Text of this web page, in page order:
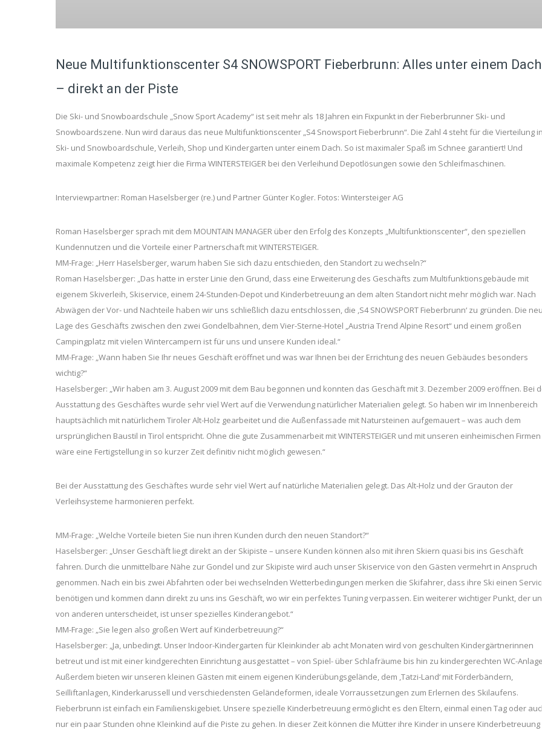
Neue Multifunktionscenter S4 SNOWSPORT Fieberbrunn: Alles unter einem Dach
– direkt an der Piste
Die Ski- und Snowboardschule „Snow Sport Academy“ ist seit mehr als 18 Jahren ein Fixpunkt in der Fieberbrunner Ski- und
Snowboardszene. Nun wird daraus das neue Multifunktionscenter „S4 Snowsport Fieberbrunn“. Die Zahl 4 steht für die Vierteilung in
Ski- und Snowboardschule, Verleih, Shop und Kindergarten unter einem Dach. So ist maximaler Spaß im Schnee garantiert! Und
maximale Kompetenz zeigt hier die Firma WINTERSTEIGER bei den Verleihund Depotlösungen sowie den Schleifmaschinen.
Interviewpartner: Roman Haselsberger (re.) und Partner Günter Kogler. Fotos: Wintersteiger AG
Roman Haselsberger sprach mit dem MOUNTAIN MANAGER über den Erfolg des Konzepts „Multifunktionscenter“, den speziellen
Kundennutzen und die Vorteile einer Partnerschaft mit WINTERSTEIGER.
MM-Frage: „Herr Haselsberger, warum haben Sie sich dazu entschieden, den Standort zu wechseln?“
Roman Haselsberger: „Das hatte in erster Linie den Grund, dass eine Erweiterung des Geschäfts zum Multifunktionsgebäude mit
eigenem Skiverleih, Skiservice, einem 24-Stunden-Depot und Kinderbetreuung an dem alten Standort nicht mehr möglich war. Nach
Abwägen der Vor- und Nachteile haben wir uns schließlich dazu entschlossen, die ,S4 SNOWSPORT Fieberbrunn‘ zu gründen. Die
Lage des Geschäfts zwischen den zwei Gondelbahnen, dem Vier-Sterne-Hotel „Austria Trend Alpine Resort“ und einem großen
Campingplatz mit vielen Wintercampern ist für uns und unsere Kunden ideal.“
MM-Frage: „Wann haben Sie Ihr neues Geschäft eröffnet und was war Ihnen bei der Errichtung des neuen Gebäudes besonders
wichtig?“
Haselsberger: „Wir haben am 3. August 2009 mit dem Bau begonnen und konnten das Geschäft mit 3. Dezember 2009 eröffnen. Bei
Ausstattung des Geschäftes wurde sehr viel Wert auf die Verwendung natürlicher Materialien gelegt. So haben wir im Innenbereich
hauptsächlich mit natürlichem Tiroler Alt-Holz gearbeitet und die Außenfassade mit Natursteinen aufgemauert – was auch dem
ursprünglichen Baustil in Tirol entspricht. Ohne die gute Zusammenarbeit mit WINTERSTEIGER und mit unseren einheimischen Firmen
wäre eine Fertigstellung in so kurzer Zeit definitiv nicht möglich gewesen.“
Bei der Ausstattung des Geschäftes wurde sehr viel Wert auf natürliche Materialien gelegt. Das Alt-Holz und der Grauton der
Verleihsysteme harmonieren perfekt.
MM-Frage: „Welche Vorteile bieten Sie nun ihren Kunden durch den neuen Standort?“
Haselsberger: „Unser Geschäft liegt direkt an der Skipiste – unsere Kunden können also mit ihren Skiern quasi bis ins Geschäft
fahren. Durch die unmittelbare Nähe zur Gondel und zur Skipiste wird auch unser Skiservice von den Gästen vermehrt in Anspruch
genommen. Nach ein bis zwei Abfahrten oder bei wechselnden Wetterbedingungen merken die Skifahrer, dass ihre Ski einen
benötigen und kommen dann direkt zu uns ins Geschäft, wo wir ein perfektes Tuning verpassen. Ein weiterer wichtiger Punkt, der
von anderen unterscheidet, ist unser spezielles Kinderangebot.“
MM-Frage: „Sie legen also großen Wert auf Kinderbetreuung?“
Haselsberger: „Ja, unbedingt. Unser Indoor-Kindergarten für Kleinkinder ab acht Monaten wird von geschulten Kindergärtnerinnen
betreut und ist mit einer kindgerechten Einrichtung ausgestattet – von Spiel- über Schlafräume bis hin zu kindergerechten WC-
Außerdem bieten wir unseren kleinen Gästen mit einem eigenen Kinderübungsgelände, dem ,Tatzi-Land‘ mit Förderbändern,
Seilliftanlagen, Kinderkarussell und verschiedensten Geländeformen, ideale Vorraussetzungen zum Erlernen des Skilaufens.
Fieberbrunn ist einfach ein Familienskigebiet. Unsere spezielle Kinderbetreuung ermöglicht es den Eltern, einmal einen Tag oder
nur ein paar Stunden ohne Kleinkind auf die Piste zu gehen. In dieser Zeit können die Mütter ihre Kinder in unsere Kinderbetreuung